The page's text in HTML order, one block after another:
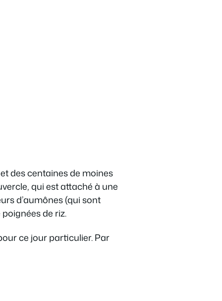
des centaines de moines
qui est attaché à une
d’aumônes (qui sont
de riz.
ce jour particulier. Par